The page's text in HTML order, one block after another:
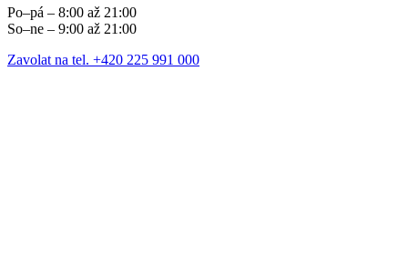
Po–pá – 8:00 až 21:00
So–ne – 9:00 až 21:00
Zavolat na tel. +420 225 991 000